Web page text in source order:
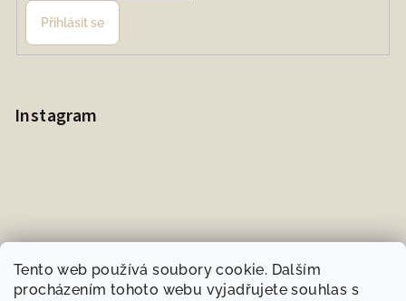
Tento web používá soubory cookie. Dalším
procházením tohoto webu vyjadřujete souhlas s
Přihlásit se
Instagram